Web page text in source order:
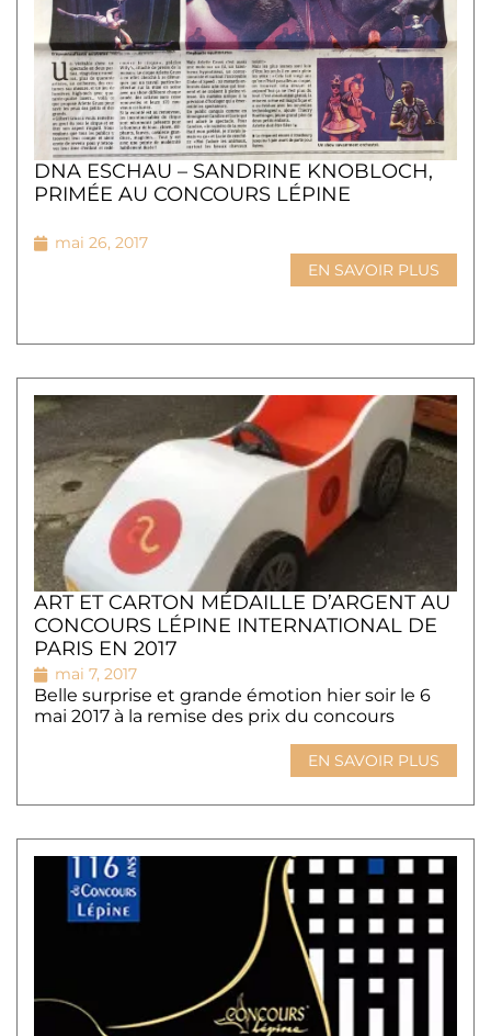
DNA ESCHAU – SANDRINE KNOBLOCH,
PRIMÉE AU CONCOURS LÉPINE
mai 26, 2017
EN SAVOIR PLUS
ART ET CARTON MÉDAILLE D’ARGENT AU
CONCOURS LÉPINE INTERNATIONAL DE
PARIS EN 2017
mai 7, 2017
Belle surprise et grande émotion hier soir le 6
mai 2017 à la remise des prix du concours
EN SAVOIR PLUS